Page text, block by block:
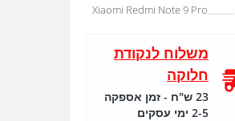
Xiaomi Redmi Note 9 Pro
משלוח לנקודת
חלוקה
23 ש"ח - זמן אספקה
2-5 ימי עסקים